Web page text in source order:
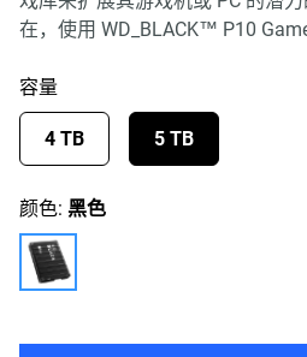
在，使用 WD_BLACK™ P10 Game
容量
4 TB 5 TB
颜色: 黑色